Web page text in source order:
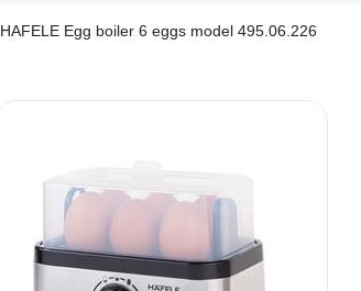
HAFELE Egg boiler 6 eggs model 495.06.226